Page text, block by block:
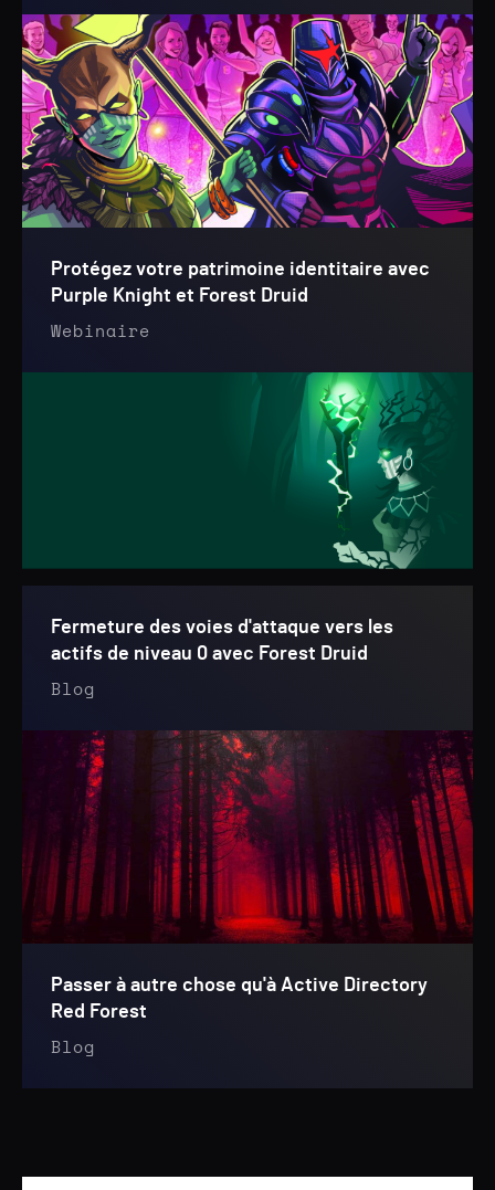
Protégez votre patrimoine identitaire avec
Purple Knight et Forest Druid
Webinaire
Fermeture des voies d'attaque vers les
actifs de niveau 0 avec Forest Druid
Blog
Passer à autre chose qu'à Active Directory
Red Forest
Blog